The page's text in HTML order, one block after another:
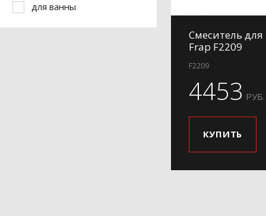
для ванны
Смеситель
Frap F2209
F2209
4453 РУБ.
КУПИТЬ